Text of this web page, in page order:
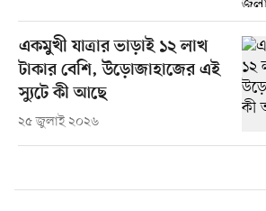
একমুখী যাত্রার ভাড়াই ১২ লাখ
টাকার বেশি, উড়োজাহাজের এই
স্যুটে কী আছে
২৫ জুলাই ২০২৬